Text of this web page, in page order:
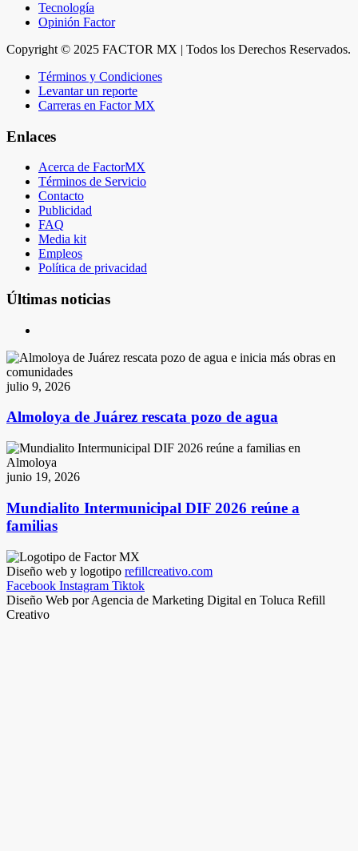
Tecnología
Opinión Factor
Copyright © 2025 FACTOR MX | Todos los Derechos Reservados.
Términos y Condiciones
Levantar un reporte
Carreras en Factor MX
Enlaces
Acerca de FactorMX
Términos de Servicio
Contacto
Publicidad
FAQ
Media kit
Empleos
Política de privacidad
Últimas noticias
julio 9, 2026
Almoloya de Juárez rescata pozo de agua
junio 19, 2026
Mundialito Intermunicipal DIF 2026 reúne a
familias
Diseño web y logotipo refillcreativo.com
Facebook Instagram Tiktok
Diseño Web por Agencia de Marketing Digital en Toluca Refill
Creativo